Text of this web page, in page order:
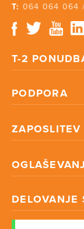
T: 064 064 064
T-2
PODPORA
ZAPOSLITEV
DELOVANJE